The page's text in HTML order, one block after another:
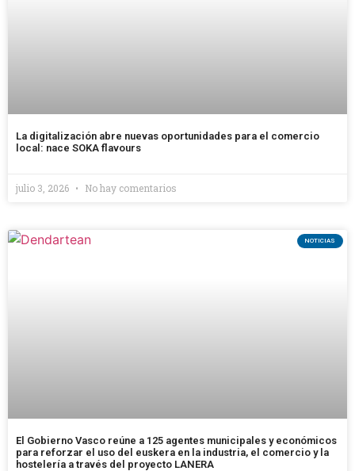
La digitalización abre nuevas oportunidades para el comercio
local: nace SOKA flavours
julio 3, 2026 No hay comentarios
NOTICIAS
El Gobierno Vasco reúne a 125 agentes municipales y económicos
para reforzar el uso del euskera en la industria, el comercio y la
hostelería a través del proyecto LANERA